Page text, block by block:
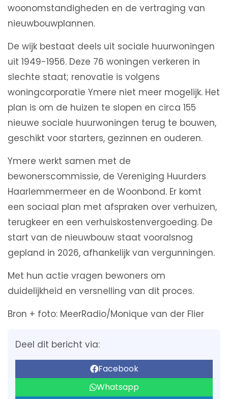
woonomstandigheden en de vertraging van
nieuwbouwplannen.
De wijk bestaat deels uit sociale huurwoningen
uit 1949-1956. Deze 76 woningen verkeren in
slechte staat; renovatie is volgens
woningcorporatie Ymere niet meer mogelijk. Het
plan is om de huizen te slopen en circa 155
nieuwe sociale huurwoningen terug te bouwen,
geschikt voor starters, gezinnen en ouderen.
Ymere werkt samen met de
bewonerscommissie, de Vereniging Huurders
Haarlemmermeer en de Woonbond. Er komt
een sociaal plan met afspraken over verhuizen,
terugkeer en een verhuiskostenvergoeding. De
start van de nieuwbouw staat vooralsnog
gepland in 2026, afhankelijk van vergunningen.
Met hun actie vragen bewoners om
duidelijkheid en versnelling van dit proces.
Bron + foto: MeerRadio/Monique van der Flier
Deel dit bericht via:
Facebook
Whatsapp